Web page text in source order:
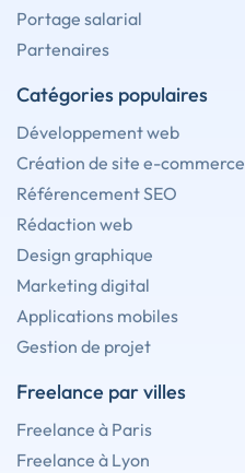
Portage salarial
Partenaires
Catégories populaires
Développement web
Création de site e-commerce
Référencement SEO
Rédaction web
Design graphique
Marketing digital
Applications mobiles
Gestion de projet
Freelance par villes
Freelance à Paris
Freelance à Lyon